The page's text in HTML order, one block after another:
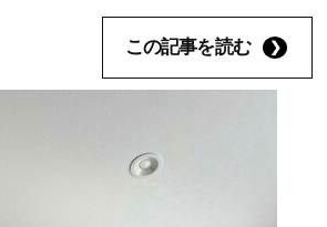
この記事を読む